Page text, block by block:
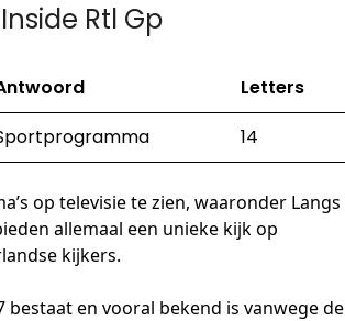
Rtl Gp
Letters
14
op televisie te zien, waaronder Langs
allemaal een unieke kijk op
kijkers.
en vooral bekend is vanwege de